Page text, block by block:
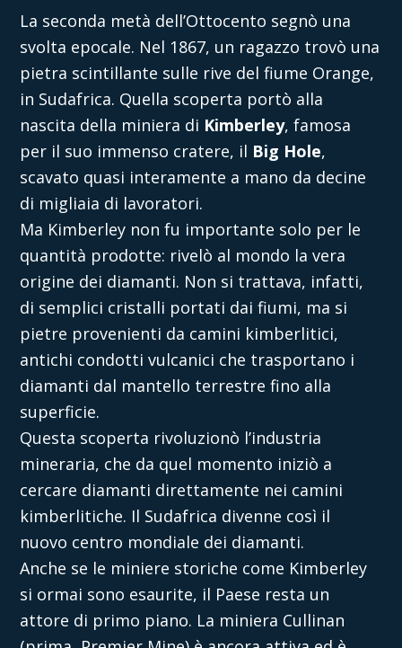
La seconda metà dell’Ottocento segnò una
svolta epocale. Nel 1867, un ragazzo trovò una
pietra scintillante sulle rive del fiume Orange,
in Sudafrica. Quella scoperta portò alla
nascita della miniera di Kimberley, famosa
per il suo immenso cratere, il Big Hole,
scavato quasi interamente a mano da decine
di migliaia di lavoratori.
Ma Kimberley non fu importante solo per le
quantità prodotte: rivelò al mondo la vera
origine dei diamanti. Non si trattava, infatti,
di semplici cristalli portati dai fiumi, ma si
pietre provenienti da camini kimberlitici,
antichi condotti vulcanici che trasportano i
diamanti dal mantello terrestre fino alla
superficie.
Questa scoperta rivoluzionò l’industria
mineraria, che da quel momento iniziò a
cercare diamanti direttamente nei camini
kimberlitiche. Il Sudafrica divenne così il
nuovo centro mondiale dei diamanti.
Anche se le miniere storiche come Kimberley
si ormai sono esaurite, il Paese resta un
attore di primo piano. La miniera Cullinan